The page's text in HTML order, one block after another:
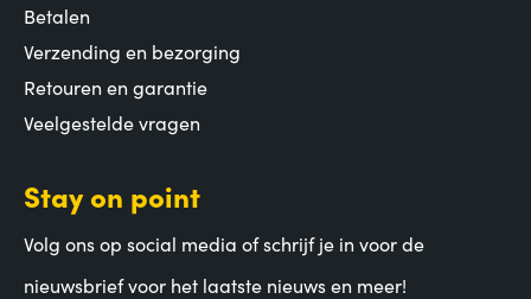
Betalen
Verzending en bezorging
Retouren en garantie
Veelgestelde vragen
Stay on point
Volg ons op social media of schrijf je in voor de
nieuwsbrief voor het laatste nieuws en meer!